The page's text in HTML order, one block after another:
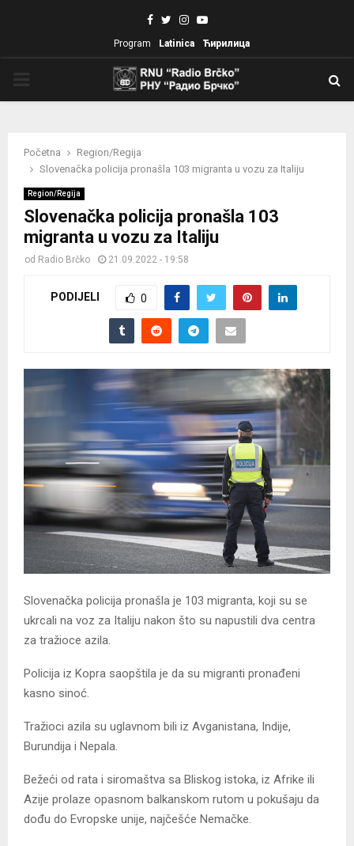
Facebook
TwitterInstagram
Youtube
Program Latinica Ћирилица
Početna
Region/Regija
Slovenačka policija pronašla 103 migranta u vozu za Italiju
Region/Regija
Slovenačka policija pronašla 103
migranta u vozu za Italiju
od Radio Brčko 21.09.2022 - 19:58
PODIJELI 0
Slovenačka policija pronašla je 103 migranta, koji su se
ukrcali na voz za Italiju nakon što su napustili dva centra
za tražioce azila.
Policija iz Kopra saopštila je da su migranti pronađeni
kasno sinoć.
Tražioci azila su uglavnom bili iz Avganistana, Indije,
Burundija i Nepala.
Bežeći od rata i siromaštva sa Bliskog istoka, iz Afrike ili
Azije prolaze opasnom balkanskom rutom u pokušaju da
dođu do Evropske unije, najčešće Nemačke.